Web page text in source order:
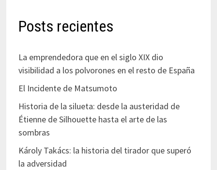
Posts recientes
La emprendedora que en el siglo XIX dio
visibilidad a los polvorones en el resto de España
El Incidente de Matsumoto
Historia de la silueta: desde la austeridad de
Étienne de Silhouette hasta el arte de las
sombras
Károly Takács: la historia del tirador que superó
la adversidad